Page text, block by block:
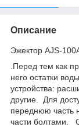
Описание
Эжектор AJS-
.Перед тем как
него остатки
устройства:
другие. Для
переднюю часть
части болтами.